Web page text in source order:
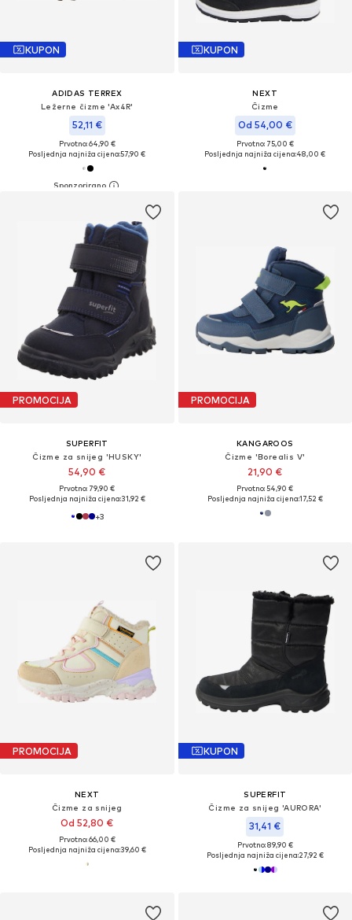
KUPON
ADIDAS TERREX
Ležerne čizme 'Ax4R'
52,11 €
Prvotno: 64,90 €
Posljednja najniža cijena:57,90 €
KUPON
NEXT
Čizme
Od 54,00 €
Prvotno: 75,00 €
Posljednja najniža cijena:48,00 €
PROMOCIJA
SUPERFIT
Čizme za snijeg 'HUSKY'
54,90 €
Prvotno: 79,90 €
Posljednja najniža cijena:31,92 €
+3
PROMOCIJA
KANGAROOS
Čizme 'Borealis V'
21,90 €
Prvotno: 54,90 €
Posljednja najniža cijena:17,52 €
PROMOCIJA
NEXT
Čizme za snijeg
Od 52,80 €
Prvotno: 66,00 €
Posljednja najniža cijena:39,60 €
KUPON
SUPERFIT
Čizme za snijeg 'AURORA'
31,41 €
Prvotno: 89,90 €
Posljednja najniža cijena:27,92 €